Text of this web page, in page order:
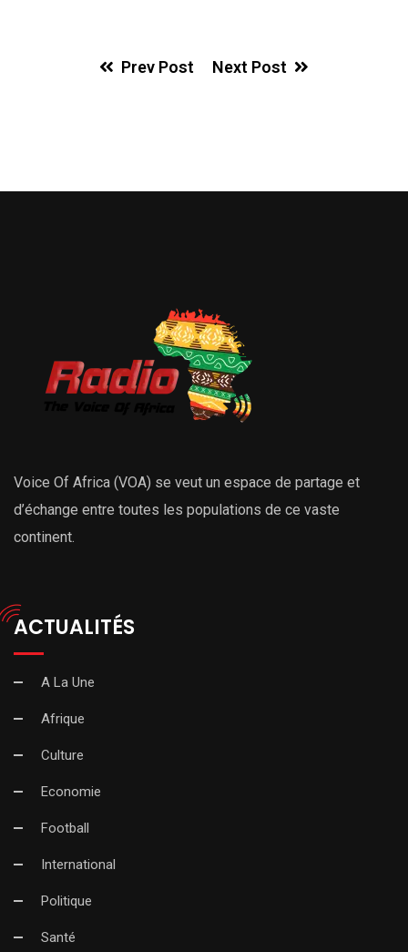
Prev Post Next Post
Voice Of Africa (VOA) se veut un espace de partage et
d’échange entre toutes les populations de ce vaste
continent.
ACTUALITÉS
A La Une
Afrique
Culture
Economie
Football
International
Politique
Santé